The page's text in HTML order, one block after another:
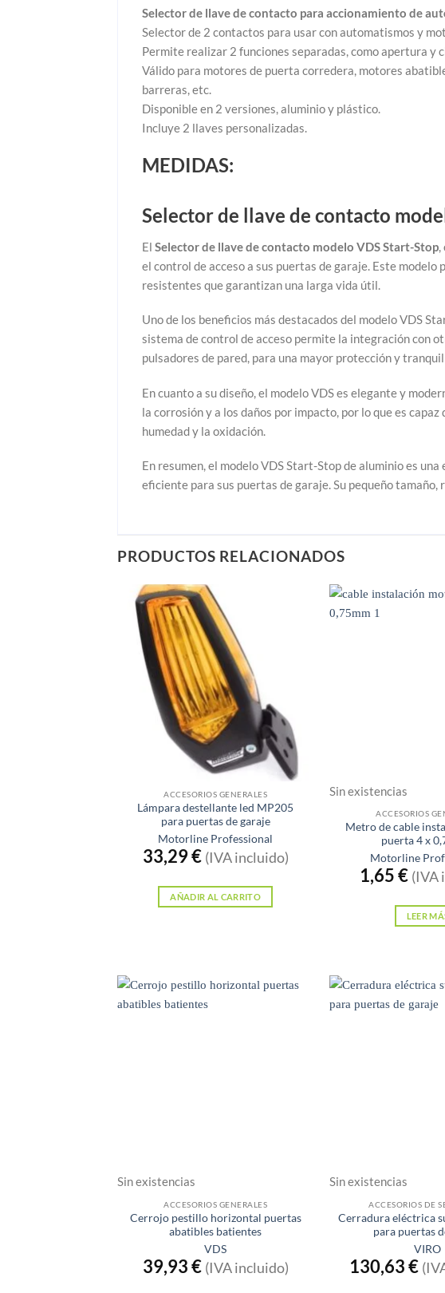
Selector de llave de contacto para accionamiento de
Selector de 2 contactos para usar con automatismos y
Permite realizar 2 funciones separadas, como apertura y
Válido para motores de puerta corredera, motores
barreras, etc.
Disponible en 2 versiones, aluminio y plástico.
Incluye 2 llaves personalizadas.
MEDIDAS:
Selector de llave de contacto
El Selector de llave de contacto modelo VDS Start-Stop,
el control de acceso a sus puertas de garaje. Este
resistentes que garantizan una larga vida útil.
Uno de los beneficios más destacados del modelo VDS
sistema de control de acceso permite la integración con
pulsadores de pared, para una mayor protección y
En cuanto a su diseño, el modelo VDS es elegante y
la corrosión y a los daños por impacto, por lo que es
humedad y la oxidación.
En resumen, el modelo VDS Start-Stop de aluminio es
eficiente para sus puertas de garaje. Su pequeño
PRODUCTOS RELACIONADOS
ACCESORIOS GENERALES
Lámpara destellante led MP205
para puertas de garaje
Motorline Professional
33,29€ (IVA incluido)
AÑADIR AL CARRITO
Sin existencias
ACCESORIOS
Metro de cable
puerta 4 x
Motorline
1,65€ (IVA
LEER
Sin existencias
ACCESORIOS GENERALES
Cerrojo pestillo horizontal puertas
abatibles batientes
VDS
39,93€ (IVA incluido)
Sin existencias
ACCESORIOS DE
Cerradura eléctrica
para puertas
VIRO
130,63€